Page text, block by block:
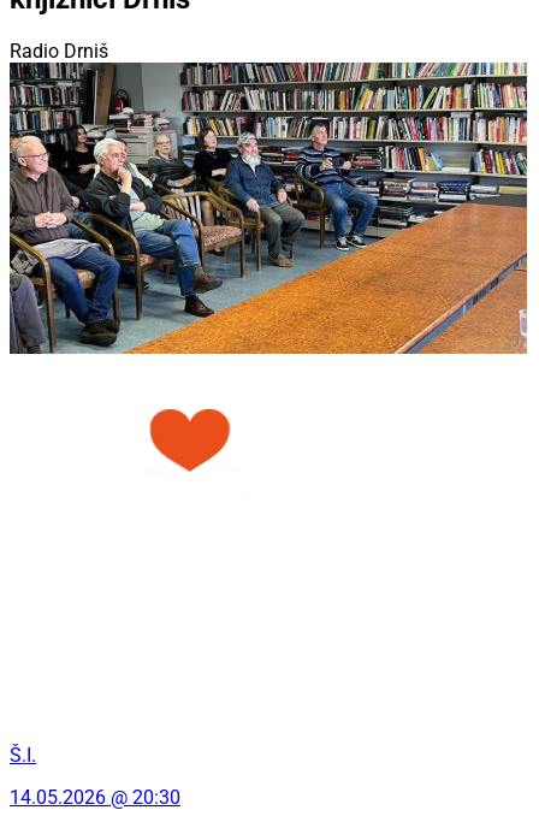
Radio Drniš
Š.I.
14.05.2026 @ 20:30